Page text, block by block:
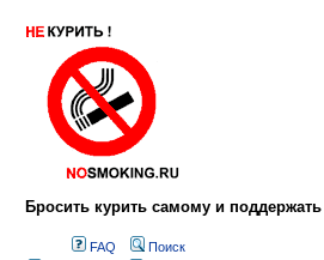
Бросить курить самому и
FAQ
Поиск